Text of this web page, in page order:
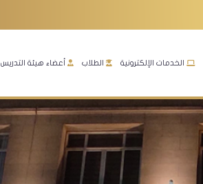
الخدمات الإلكترونية الطلاب أعضاء هيئة التدريس